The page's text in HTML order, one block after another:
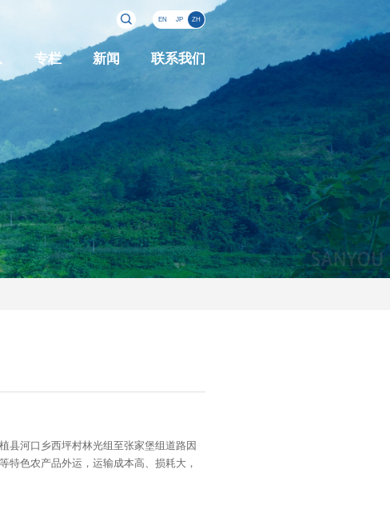
EN JP ZH
专栏 新闻 联系我们
县河口乡西坪村林光组至张家堡组道路因
特色农产品外运，运输成本高、损耗大，